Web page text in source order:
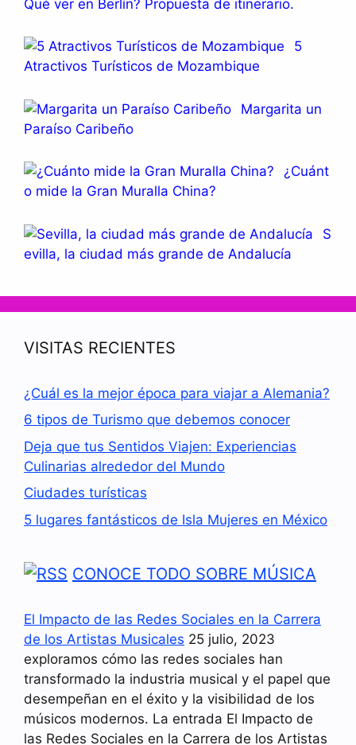
Qué ver en Berlín? Propuesta de itinerario.
5
Atractivos Turísticos de Mozambique
Margarita un
Paraíso Caribeño
¿Cuánt
o mide la Gran Muralla China?
S
evilla, la ciudad más grande de Andalucía
VISITAS RECIENTES
¿Cuál es la mejor época para viajar a Alemania?
6 tipos de Turismo que debemos conocer
Deja que tus Sentidos Viajen: Experiencias
Culinarias alrededor del Mundo
Ciudades turísticas
5 lugares fantásticos de Isla Mujeres en México
CONOCE TODO SOBRE MÚSICA
El Impacto de las Redes Sociales en la Carrera
de los Artistas Musicales 25 julio, 2023
exploramos cómo las redes sociales han
transformado la industria musical y el papel que
desempeñan en el éxito y la visibilidad de los
músicos modernos. La entrada El Impacto de
las Redes Sociales en la Carrera de los Artistas